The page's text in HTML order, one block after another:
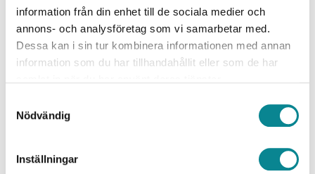
information från din enhet till de sociala medier och
annons- och analysföretag som vi samarbetar med.
Dessa kan i sin tur kombinera informationen med annan
information som du har tillhandahållit eller som de har
Nödvändig
Inställningar
JAA SOMESSA